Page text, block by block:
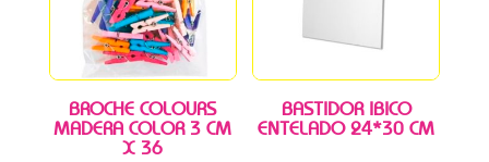
BROCHE COLOURS
MADERA COLOR 3 CM
X 36
BASTIDOR IBICO
ENTELADO 24*30 CM